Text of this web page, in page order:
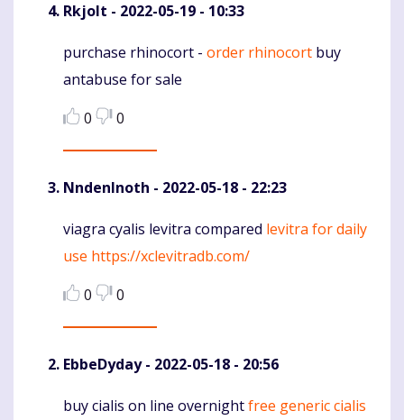
Rkjolt - 2022-05-19 - 10:33
Komentaras
purchase rhinocort - order rhinocort buy
antabuse for sale
0
0
NndenInoth - 2022-05-18 - 22:23
Komentaras
viagra cyalis levitra compared levitra for daily
use https://xclevitradb.com/
0
0
EbbeDyday- 2022-05-18 - 20:56
Komentaras
buy cialis on line overnightfree generic cialis